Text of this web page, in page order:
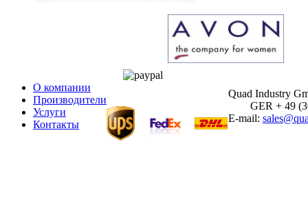
О компании
Производители
Услуги
Контакты
Quad Industry
GER + 49
E-mail: